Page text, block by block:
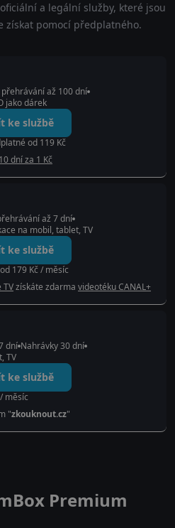
a legální služby, které jsou
získat pomocí předplatného.
až 100 dní
jako dárek
ke službě
od 119 Kč
dní za 1 Kč
až 7 dní
na mobil, tablet, TV
ke službě
179 Kč / měsíc
TVzískáte zdarma videotéku CANAL+
dní Nahrávky 30 dní
TV
ke službě
měsíc
"zkouknout.cz"
Premium